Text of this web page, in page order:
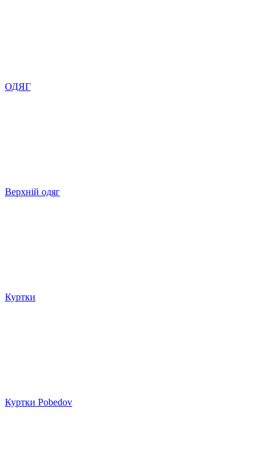
ОДЯГ
Верхній одяг
Куртки
Куртки Pobedov